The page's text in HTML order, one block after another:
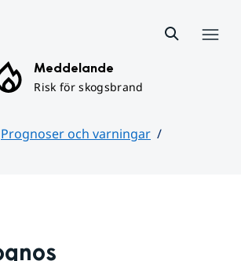
Meddelande
Risk för skogsbrand
Prognoser och varningar